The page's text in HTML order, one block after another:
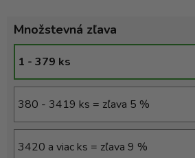
Množstevná zľava
1 - 379 ks
380 - 3419 ks = zľava 5 %
3420 a viac ks = zľava 9 %